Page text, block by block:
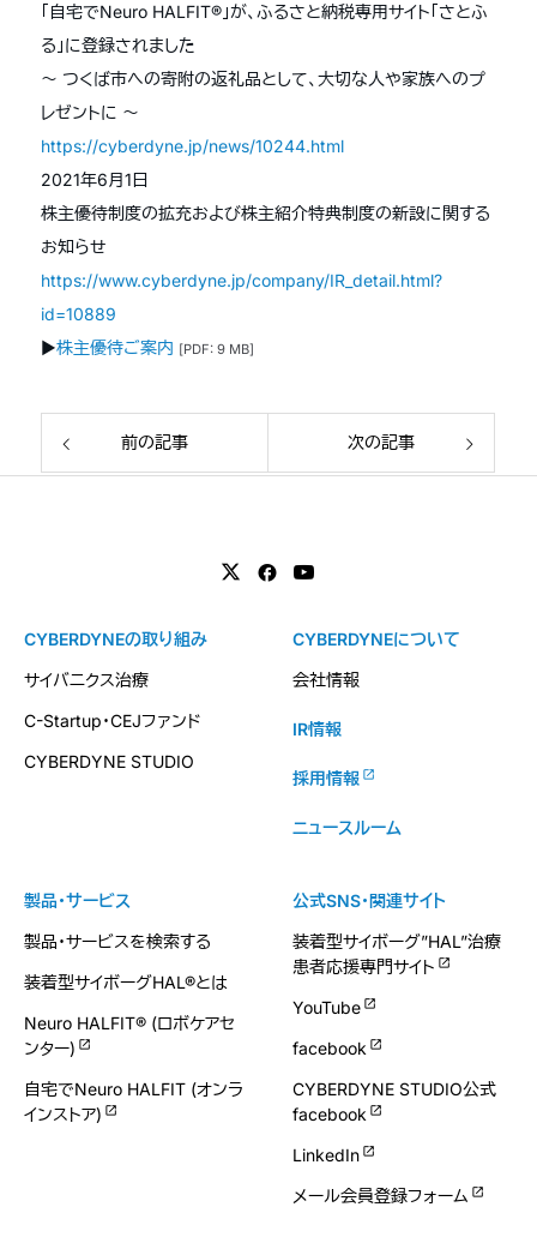
「自宅でNeuro HALFIT®」が、ふるさと納税専用サイト「さとふ
る」に登録されました
〜 つくば市への寄附の返礼品として、大切な人や家族へのプ
レゼントに 〜
https://cyberdyne.jp/news/10244.html
2021年6月1日
株主優待制度の拡充および株主紹介特典制度の新設に関する
お知らせ
https://www.cyberdyne.jp/company/IR_detail.html?
id=10889
▶︎株主優待ご案内 [PDF: 9 MB]
前の記事 次の記事
製品・サービス
製品・サービスを検索する
装着型サイボーグHAL®とは
Neuro HALFIT® (ロボケアセ
ンター)
自宅でNeuro HALFIT (オンラ
インストア)
CYBERDYNEの取り組み
サイバニクス治療
C-Startup・CEJファンド
CYBERDYNE STUDIO
CYBERDYNEについて
会社情報
IR情報
採用情報
ニュースルーム
公式SNS・関連サイト
装着型サイボーグ”HAL”治療
患者応援専門サイト
YouTube
facebook
CYBERDYNE STUDIO公式
facebook
LinkedIn
メール会員登録フォーム